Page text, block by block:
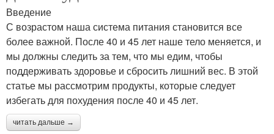
Введение
С возрастом наша система питания становится все
более важной. После 40 и 45 лет наше тело меняется, и
мы должны следить за тем, что мы едим, чтобы
поддерживать здоровье и сбросить лишний вес. В этой
статье мы рассмотрим продукты, которые следует
избегать для похудения после 40 и 45 лет.
читать дальше →